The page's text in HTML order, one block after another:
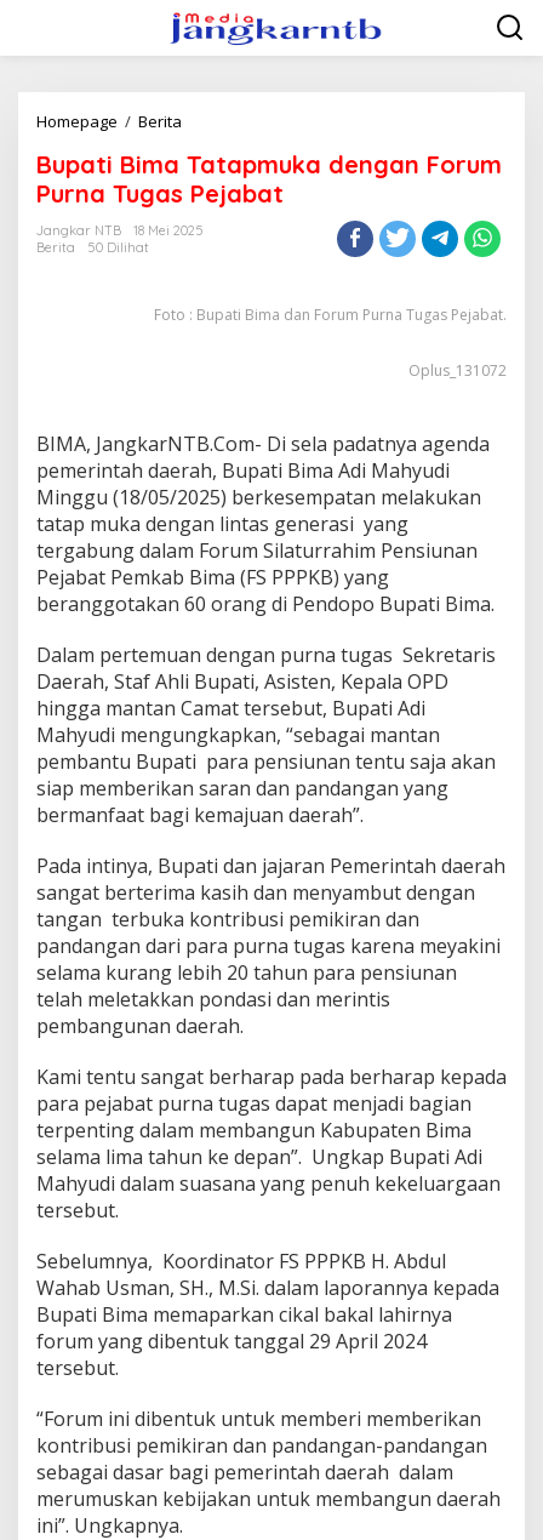
konten
Homepage / Berita
Tatapmuka
dengan
Forum
Purna
Bupati Bima Tatapmuka dengan Forum
Purna Tugas Pejabat
Jangkar NTB
18 Mei 2025
Berita
50 Dilihat
Foto : Bupati Bima dan Forum Purna Tugas Pejabat.
Oplus_131072
BIMA, JangkarNTB.Com- Di sela padatnya agenda
pemerintah daerah, Bupati Bima Adi Mahyudi
Minggu (18/05/2025) berkesempatan melakukan
tatap muka dengan lintas generasi yang
tergabung dalam Forum Silaturrahim Pensiunan
Pejabat Pemkab Bima (FS PPPKB) yang
beranggotakan 60 orang di Pendopo Bupati Bima.
Dalam pertemuan dengan purna tugas Sekretaris
Daerah, Staf Ahli Bupati, Asisten, Kepala OPD
hingga mantan Camat tersebut, Bupati Adi
Mahyudi mengungkapkan, “sebagai mantan
pembantu Bupati para pensiunan tentu saja akan
siap memberikan saran dan pandangan yang
bermanfaat bagi kemajuan daerah”.
Pada intinya, Bupati dan jajaran Pemerintah daerah
sangat berterima kasih dan menyambut dengan
tangan terbuka kontribusi pemikiran dan
pandangan dari para purna tugas karena meyakini
selama kurang lebih 20 tahun para pensiunan
telah meletakkan pondasi dan merintis
pembangunan daerah.
Kami tentu sangat berharap pada berharap kepada
para pejabat purna tugas dapat menjadi bagian
terpenting dalam membangun Kabupaten Bima
selama lima tahun ke depan”. Ungkap Bupati Adi
Mahyudi dalam suasana yang penuh kekeluargaan
tersebut.
Sebelumnya, Koordinator FS PPPKB H. Abdul
Wahab Usman, SH., M.Si. dalam laporannya kepada
Bupati Bima memaparkan cikal bakal lahirnya
forum yang dibentuk tanggal 29 April 2024
tersebut.
“Forum ini dibentuk untuk memberi memberikan
kontribusi pemikiran dan pandangan-pandangan
sebagai dasar bagi pemerintah daerah dalam
merumuskan kebijakan untuk membangun daerah
ini”. Ungkapnya.